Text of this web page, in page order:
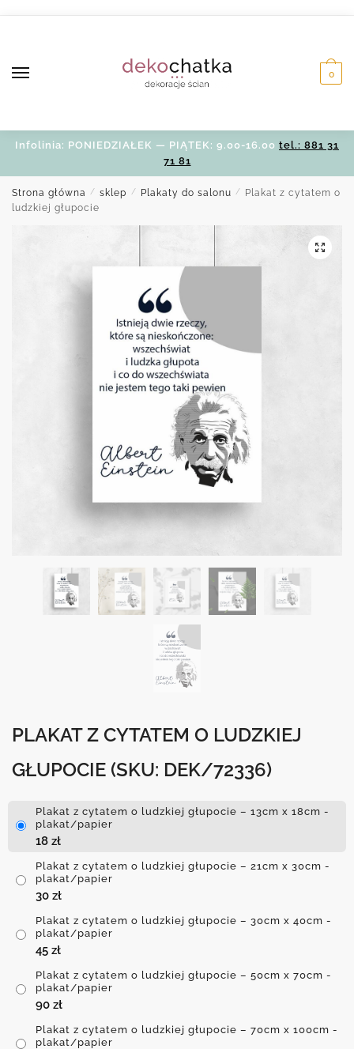
0
Infolinia: PONIEDZIAŁEK — PIĄTEK: 9.00-16.00 tel.: 881 31
71 81
Strona główna / sklep / Plakaty do salonu /
Plakat z cytatem o
ludzkiej głupocie
PLAKAT Z CYTATEM O LUDZKIEJ
GŁUPOCIE (SKU: DEK/72336)
Plakat z cytatem o ludzkiej głupocie – 13cm x 18cm -
plakat/papier
18 zł
Plakat z cytatem o ludzkiej głupocie – 21cm x 30cm -
plakat/papier
30 zł
Plakat z cytatem o ludzkiej głupocie – 30cm x 40cm -
plakat/papier
45 zł
Plakat z cytatem o ludzkiej głupocie – 50cm x 70cm -
plakat/papier
90 zł
Plakat z cytatem o ludzkiej głupocie – 70cm x 100cm -
plakat/papier